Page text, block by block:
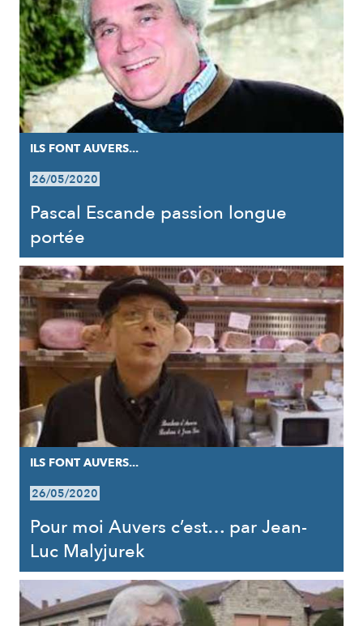
ILS FONT AUVERS...
26/05/2020
Pascal Escande passion longue
portée
ILS FONT AUVERS...
26/05/2020
Pour moi Auvers c’est… par Jean-
Luc Malyjurek